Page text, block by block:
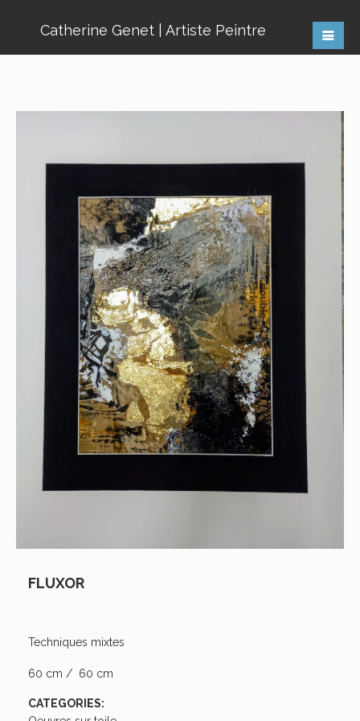
Catherine Genet | Artiste Peintre
FLUXOR
Techniques mixtes
60 cm / 60 cm
CATEGORIES: